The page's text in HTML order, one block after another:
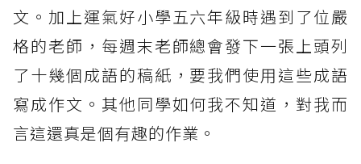
文。加上運氣好小學五六年級時遇到了位嚴
格的老師，每週末老師總會發下一張上頭列
了十幾個成語的稿紙，要我們使用這些成語
寫成作文。其他同學如何我不知道，對我而
言這還真是個有趣的作業。